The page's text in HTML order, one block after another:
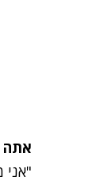
אתה
"אני